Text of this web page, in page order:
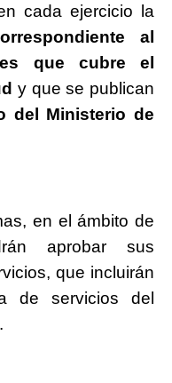
cada ejercicio la
al
que cubre el
y que se publican
del Ministerio de
en el ámbito de
aprobar sus
que incluirán
de servicios del